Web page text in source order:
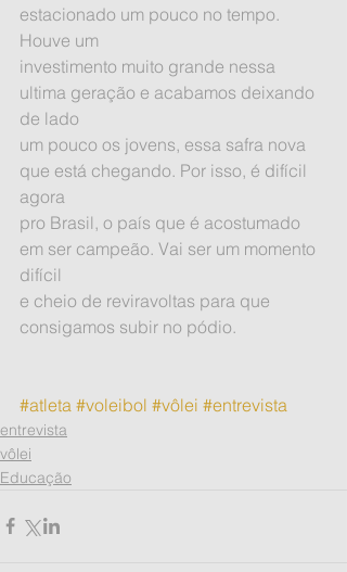
estacionado um pouco no tempo.
Houve um
investimento muito grande nessa
ultima geração e acabamos deixando
de lado
um pouco os jovens, essa safra nova
que está chegando. Por isso, é difícil
agora
pro Brasil, o país que é acostumado
em ser campeão. Vai ser um momento
difícil
e cheio de reviravoltas para que
consigamos subir no pódio.
#atleta #voleibol #vôlei #entrevista
entrevista
vôlei
Educação